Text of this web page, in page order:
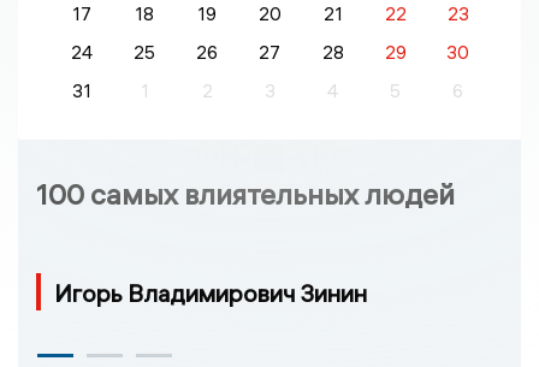
17
18 19 20 21 22
23
24
25 26 27 28 29
30
31
1 2 3 4 5 6
100 самых влиятельных людей
Игорь Владимирович Зинин